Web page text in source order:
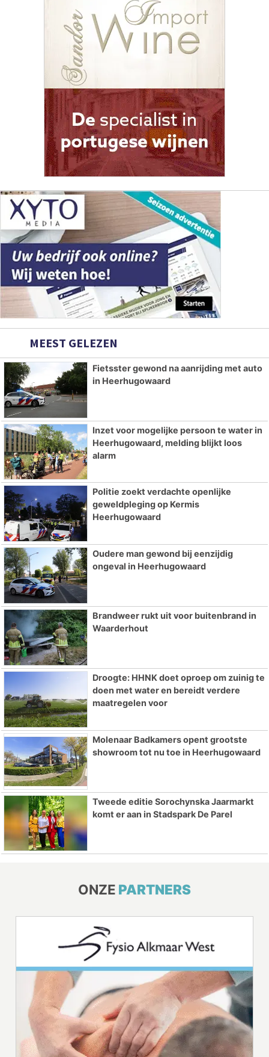
MEEST GELEZEN
Fietsster gewond na aanrijding met auto
in Heerhugowaard
Inzet voor mogelijke persoon te water in
Heerhugowaard, melding blijkt loos
alarm
Politie zoekt verdachte openlijke
geweldpleging op Kermis
Heerhugowaard
Oudere man gewond bij eenzijdig
ongeval in Heerhugowaard
Brandweer rukt uit voor buitenbrand in
Waarderhout
Droogte: HHNK doet oproep om zuinig te
doen met water en bereidt verdere
maatregelen voor
Molenaar Badkamers opent grootste
showroom tot nu toe in Heerhugowaard
Tweede editie Sorochynska Jaarmarkt
komt er aan in Stadspark De Parel
ONZE PARTNERS